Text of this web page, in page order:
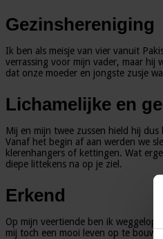
Gezinshereniging
Ik ben als meisje van vier vanuit
verrassing voor mijn vader, maar hij
dat onze moeder en jongste zusje
Lichamelijke en
Mij en mijn twee zussen hield hij
Vanaf het begin af aan werden we
klerenhangers of kettingen. Wat
diepe littekens na op je ziel.
Erkend
Op mijn veertiende ben ik
mij toch een mooi leven op te